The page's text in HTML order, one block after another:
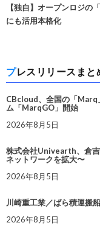
【独自】オープンロジの
にも活用本格化
プレスリリースま
CBcloud、全国の「Marq
ム「MarqGO」開始
2026年8月5日
株式会社Univearth、倉
ネットワークを拡大〜
2026年8月5日
川崎重工業／ばら積運搬
2026年8月5日